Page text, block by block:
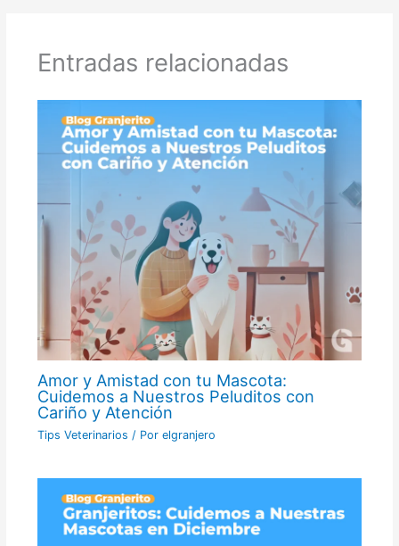
Entradas relacionadas
Amor y Amistad con tu Mascota:
Cuidemos a Nuestros Peluditos con
Cariño y Atención
Tips Veterinarios / Por elgranjero